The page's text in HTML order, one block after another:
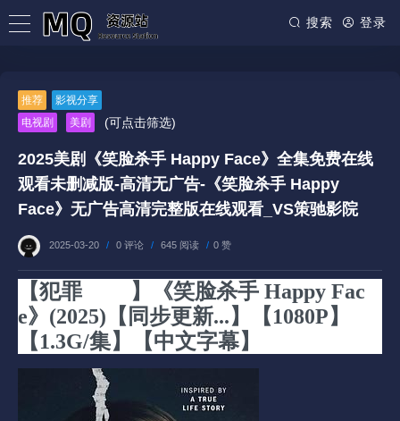
搜索 登录
推荐
影视分享
电视剧
美剧 (可点击筛选)
2025美剧《笑脸杀手 Happy Face》全集免费在线
观看未删减版-高清无广告-《笑脸杀手 Happy
Face》无广告高清完整版在线观看_VS策驰影院
2025-03-20 / 0 评论 / 645 阅读 / 0 赞
【犯罪
】《笑脸杀手 Happy Fac
e》(2025)【同步更新...】【1080P】
【1.3G/集】【中文字幕】